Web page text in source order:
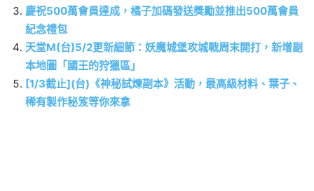
慶祝500萬會員達成，橘子加碼發送獎勵並推出500萬會員
紀念禮包
天堂M(台)5/2更新細節：妖魔城堡攻城戰周末開打，新增副
本地圖「國王的狩獵區」
[1/3截止](台)《神秘試煉副本》活動，最高級材料、葉子、
稀有製作秘笈等你來拿